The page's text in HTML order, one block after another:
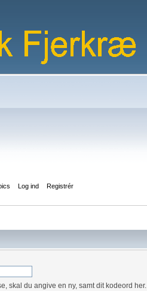
Log ind Registrér
skal du angive en ny, samt dit kodeord her.